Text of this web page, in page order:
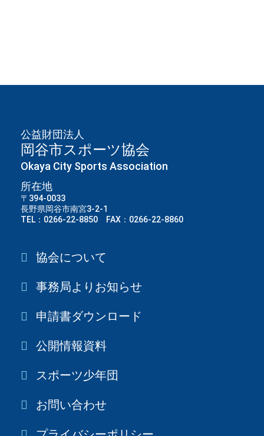
公益財団法人
岡谷市スポーツ協会
Okaya City Sports Association
所在地
〒394-0033
長野県岡谷市南宮3-2-1
TEL：0266-22-8850 FAX：0266-22-8860
協会について
事務局よりお知らせ
申請書ダウンロード
公開情報資料
スポーツ少年団
お問い合わせ